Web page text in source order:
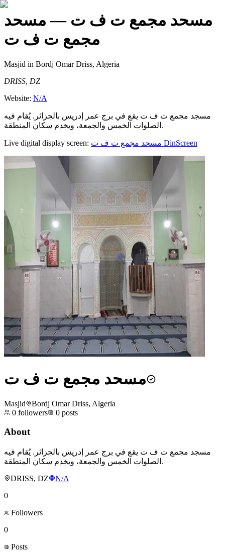
مسحد مجمع ت ف ت — مسحد
مجمع ت ف ت
Masjid in Bordj Omar Driss, Algeria
DRISS, DZ
Website: N/A
مسجد مجمع ت ف ت يقع في برج عمر إدريس بالجزائر. يُقام فيه
الصلوات الخمس والجمعة، ويخدم سكان المنطقة.
Live digital display screen: مسحد مجمع ت ف ت DinScreen
مسحد مجمع ت ف ت
Masjid
Bordj Omar Driss, Algeria
0 followers 0 posts
About
مسجد مجمع ت ف ت يقع في برج عمر إدريس بالجزائر. يُقام فيه
الصلوات الخمس والجمعة، ويخدم سكان المنطقة.
DRISS, DZ
N/A
0
Followers
0
Posts